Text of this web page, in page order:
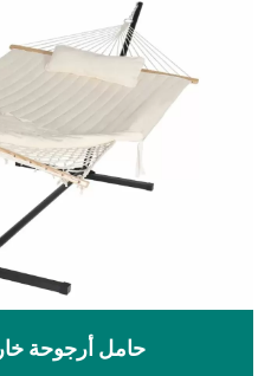
حامل أرجوحة